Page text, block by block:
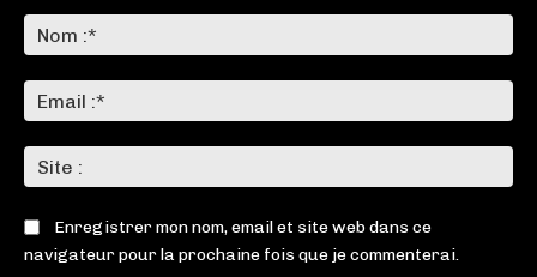
:*
:*
:
Enregistrer mon nom, email et site web dans ce
navigateur pour la prochaine fois que je commenterai.